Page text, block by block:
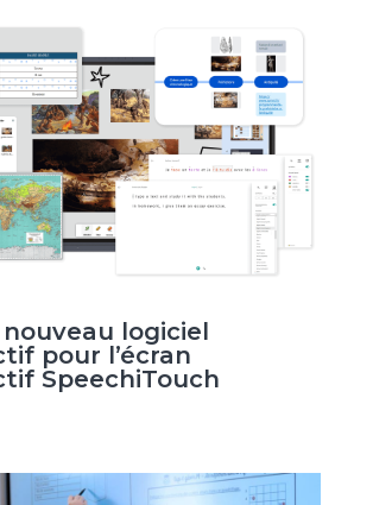
nouveau logiciel
pour l’écran
SpeechiTouch